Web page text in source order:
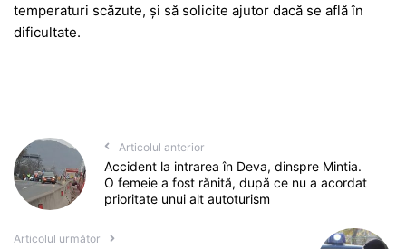
temperaturi scăzute, și să solicite ajutor dacă se află în
dificultate.
Articolul anterior
Accident la intrarea în Deva, dinspre Mintia.
O femeie a fost rănită, după ce nu a acordat
prioritate unui alt autoturism
Articolul următor